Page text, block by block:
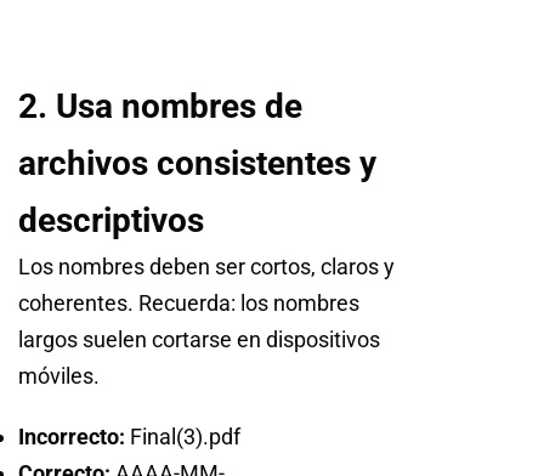
2. Usa nombres de
archivos consistentes y
descriptivos
Los nombres deben ser cortos, claros y
coherentes. Recuerda: los nombres
largos suelen cortarse en dispositivos
móviles.
Incorrecto: Final(3).pdf